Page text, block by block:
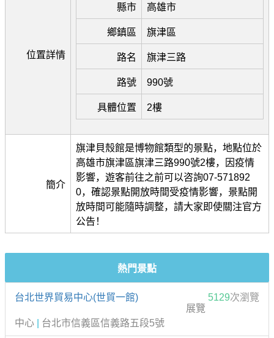
位置詳情
縣市
高雄市
鄉鎮區 旗津區
路名 旗津三路
路號 990號
具體位置 2樓
簡介
旗津貝殼館是博物館類型的景點，地點位於
高雄市旗津區旗津三路990號2樓，因疫情
影響，遊客前往之前可以咨詢07-571892
0，確認景點開放時間受疫情影響，景點開
放時間可能隨時調整，請大家即使關注官方
公告！
熱門景點
台北世界貿易中心(世貿一館) 5129次瀏覽
展覽
中心
台北市信義區信義路五段5號